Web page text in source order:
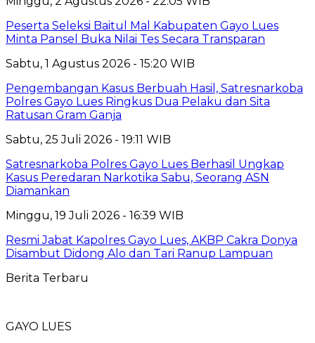
Peserta Seleksi Baitul Mal Kabupaten Gayo Lues
Minta Pansel Buka Nilai Tes Secara Transparan
Sabtu, 1 Agustus 2026 - 15:20 WIB
Pengembangan Kasus Berbuah Hasil, Satresnarkoba
Polres Gayo Lues Ringkus Dua Pelaku dan Sita
Ratusan Gram Ganja
Sabtu, 25 Juli 2026 - 19:11 WIB
Satresnarkoba Polres Gayo Lues Berhasil Ungkap
Kasus Peredaran Narkotika Sabu, Seorang ASN
Diamankan
Minggu, 19 Juli 2026 - 16:39 WIB
Resmi Jabat Kapolres Gayo Lues, AKBP Cakra Donya
Disambut Didong Alo dan Tari Ranup Lampuan
Berita Terbaru
GAYO LUES